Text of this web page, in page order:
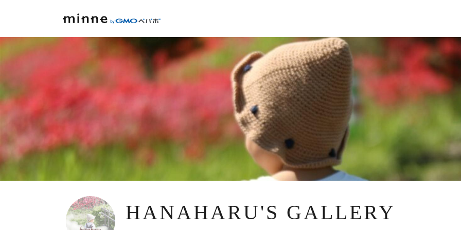
HANAHARU'S GALLERY